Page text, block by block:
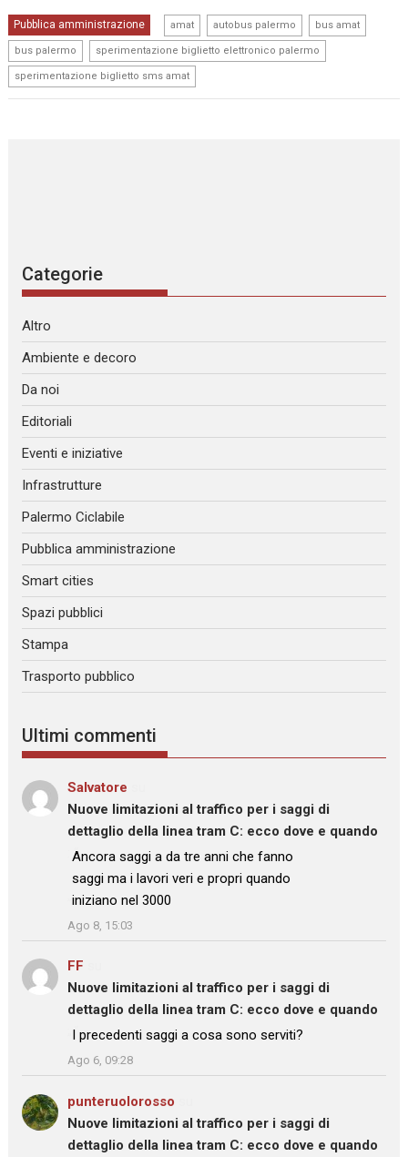
Pubblica amministrazione amat autobus palermo bus amat
bus palermo sperimentazione biglietto elettronico palermo
sperimentazione biglietto sms amat
Categorie
Altro
Ambiente e decoro
Da noi
Editoriali
Eventi e iniziative
Infrastrutture
Palermo Ciclabile
Pubblica amministrazione
Smart cities
Spazi pubblici
Stampa
Trasporto pubblico
Ultimi commenti
Salvatore
Nuove limitazioni al traffico per i saggi di
dettaglio della linea tram C: ecco dove e quando
: “
Ancora saggi a da tre anni che fanno
saggi ma i lavori veri e propri quando
iniziano nel 3000
”
Ago 8, 15:03
FF
Nuove limitazioni al traffico per i saggi di
dettaglio della linea tram C: ecco dove e quando
: “ I precedenti saggi a cosa sono serviti?
Ago 6, 09:28
punteruolorosso
Nuove limitazioni al traffico per i saggi di
dettaglio della linea tram C: ecco dove e quando